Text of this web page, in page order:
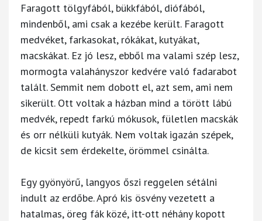
Faragott tölgyfából, bükkfából, diófából,
mindenből, ami csak a kezébe került. Faragott
medvéket, farkasokat, rókákat, kutyákat,
macskákat. Ez jó lesz, ebből ma valami szép lesz,
mormogta valahányszor kedvére való fadarabot
talált. Semmit nem dobott el, azt sem, ami nem
sikerült. Ott voltak a házban mind a törött lábú
medvék, repedt farkú mókusok, fületlen macskák
és orr nélküli kutyák. Nem voltak igazán szépek,
de kicsit sem érdekelte, örömmel csinálta.
Egy gyönyörű, langyos őszi reggelen sétálni
indult az erdőbe. Apró kis ösvény vezetett a
hatalmas, öreg fák közé, itt-ott néhány kopott